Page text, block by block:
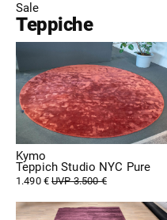
Sale
Teppiche
Kymo
Teppich Studio NYC Pure
1.490 €UVP 3.500 €